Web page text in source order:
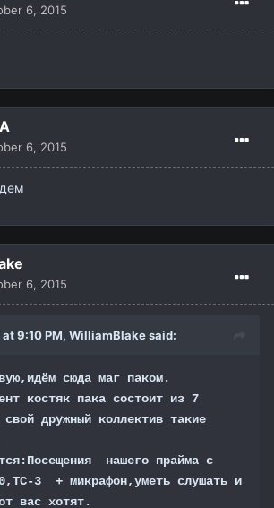
6, 2015
6, 2015
6, 2015
9:10 PM, WilliamBlakesaid:
сюда маг паком.
костяк пака состоит из 7
дружный коллектив такие
нашего прайма с
3 + микрафон,уметь слушать и
вас хотят.